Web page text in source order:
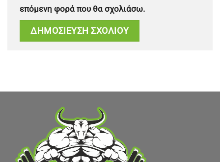
επόμενη φορά που θα σχολιάσω.